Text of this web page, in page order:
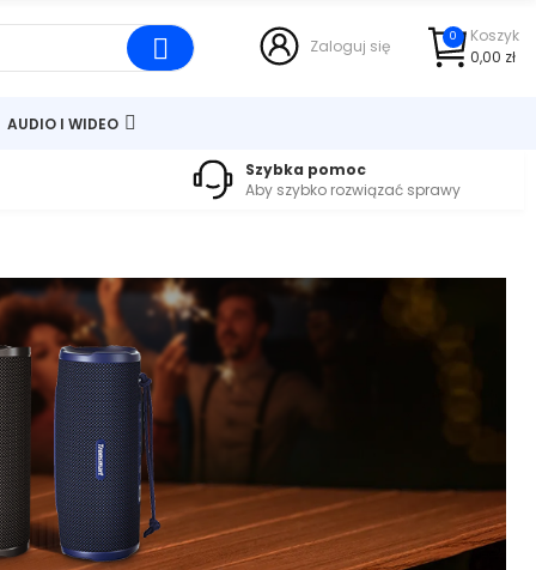
Zaloguj się 0
Koszyk
0,00 zł
AUDIO I WIDEO
Szybka pomoc
Aby szybko rozwiązać sprawy